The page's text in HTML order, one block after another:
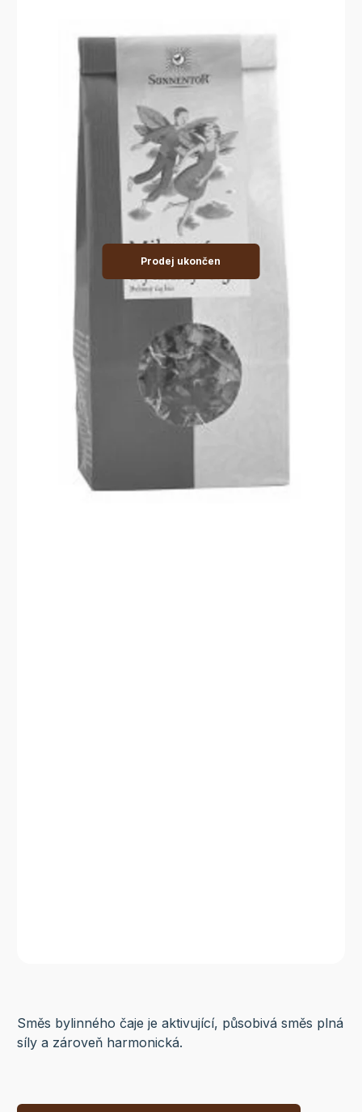
Prodej ukončen
Směs bylinného čaje je aktivující, působivá směs plná
síly a zároveň harmonická.